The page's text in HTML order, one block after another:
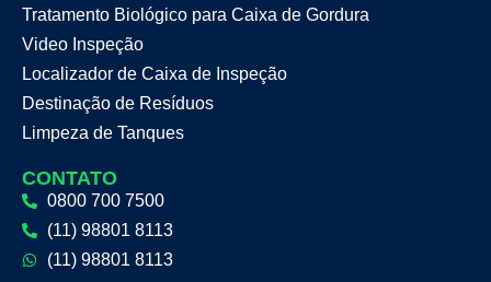
Tratamento Biológico para Caixa de Gordura
Video Inspeção
Localizador de Caixa de Inspeção
Destinação de Resíduos
Limpeza de Tanques
CONTATO
0800 700 7500
(11) 98801 8113
(11) 98801 8113